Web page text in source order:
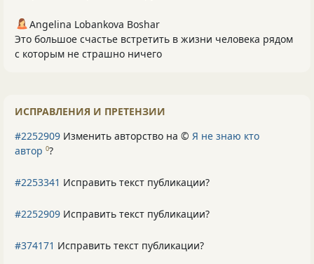
Angelina Lobankova Boshar
Это большое счастье встретить в жизни человека рядом
с которым не страшно ничего
ИСПРАВЛЕНИЯ И ПРЕТЕНЗИИ
#2252909 Изменить авторство на © Я не знаю кто
автор 0?
#2253341 Исправить текст публикации?
#2252909 Исправить текст публикации?
#374171 Исправить текст публикации?